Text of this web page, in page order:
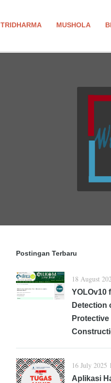
TRIDHARMA MUSHOLA
Postingan Terbaru
18 August
YOLOv10
Detection
16 July 2025
Aplikasi